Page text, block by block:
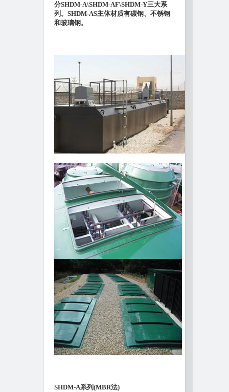
分SHDM-A\SHDM-AF\SHDM-Y三大系
列。SHDM-AS主体材质有碳钢、不锈钢
和玻璃钢。
SHDM-A系列(MBR法)